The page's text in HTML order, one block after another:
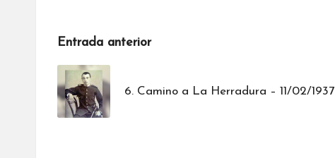
Navegación
de
entradas
Entrada anterior
6. Camino a La Herradura – 11/02/1937